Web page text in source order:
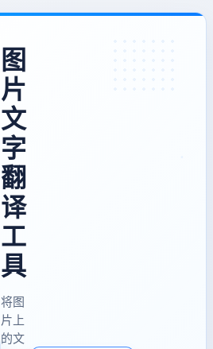
图
片
文
字
翻
译
工
具
将图
片上
的文